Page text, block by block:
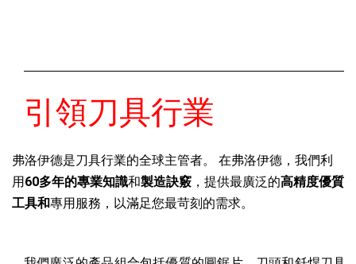
引領刀具行業
弗洛伊德是刀具行業的全球主管者。 在弗洛伊德，我們利
用60多年的專業知識和製造訣竅 ，提供最廣泛的高精度優質
工具和專用服務，以滿足您最苛刻的需求。